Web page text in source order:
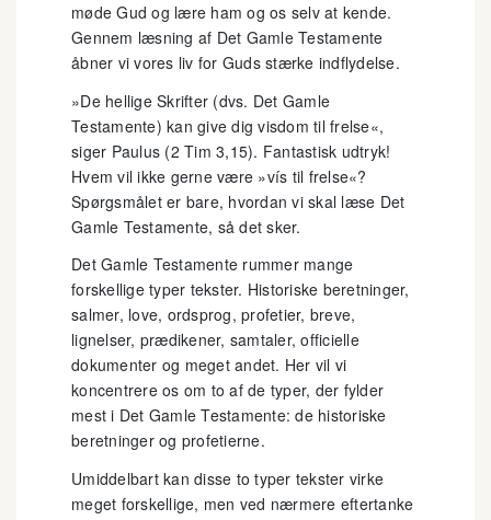
møde Gud og lære ham og os selv at kende.
Gennem læsning af Det Gamle Testamente
åbner vi vores liv for Guds stærke indflydelse.
»De hellige Skrifter (dvs. Det Gamle
Testamente) kan give dig visdom til frelse«,
siger Paulus (2 Tim 3,15). Fantastisk udtryk!
Hvem vil ikke gerne være »vís til frelse«?
Spørgsmålet er bare, hvordan vi skal læse Det
Gamle Testamente, så det sker.
Det Gamle Testamente rummer mange
forskellige typer tekster. Historiske beretninger,
salmer, love, ordsprog, profetier, breve,
lignelser, prædikener, samtaler, officielle
dokumenter og meget andet. Her vil vi
koncentrere os om to af de typer, der fylder
mest i Det Gamle Testamente: de historiske
beretninger og profetierne.
Umiddelbart kan disse to typer tekster virke
meget forskellige, men ved nærmere eftertanke